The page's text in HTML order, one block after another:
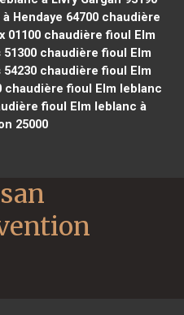
Hendaye 64700chaudière
01100chaudière fioul Elm
chaudière fioul Elm
chaudière fioul Elm
chaudière fioul Elm leblanc
fioul Elm leblanc à
25000